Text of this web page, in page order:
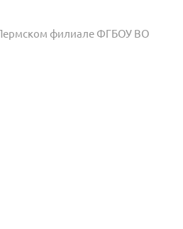
Пермском филиале ФГБОУ ВО